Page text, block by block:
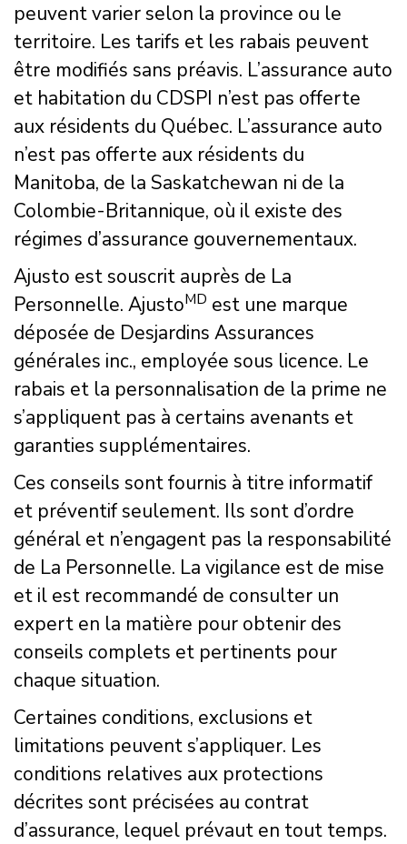
peuvent varier selon la province ou le
territoire. Les tarifs et les rabais peuvent
être modifiés sans préavis. L’assurance auto
et habitation du CDSPI n’est pas offerte
aux résidents du Québec. L’assurance auto
n’est pas offerte aux résidents du
Manitoba, de la Saskatchewan ni de la
Colombie-Britannique, où il existe des
régimes d’assurance gouvernementaux.
Ajusto est souscrit auprès de La
Personnelle. AjustoMD est une marque
déposée de Desjardins Assurances
générales inc., employée sous licence. Le
rabais et la personnalisation de la prime ne
s’appliquent pas à certains avenants et
garanties supplémentaires.
Ces conseils sont fournis à titre informatif
et préventif seulement. Ils sont d’ordre
général et n’engagent pas la responsabilité
de La Personnelle. La vigilance est de mise
et il est recommandé de consulter un
expert en la matière pour obtenir des
conseils complets et pertinents pour
chaque situation.
Certaines conditions, exclusions et
limitations peuvent s’appliquer. Les
conditions relatives aux protections
décrites sont précisées au contrat
d’assurance, lequel prévaut en tout temps.